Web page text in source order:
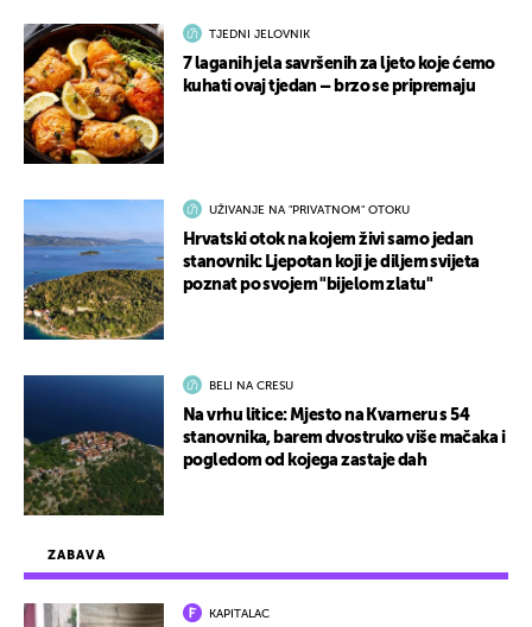
ZABAVA
KAPITALAC
TJEDNI JELOVNIK
7 laganih jela savršenih za ljeto koje ćemo
kuhati ovaj tjedan – brzo se pripremaju
UŽIVANJE NA "PRIVATNOM" OTOKU
Hrvatski otok na kojem živi samo jedan
stanovnik: Ljepotan koji je diljem svijeta
poznat po svojem "bijelom zlatu"
BELI NA CRESU
Na vrhu litice: Mjesto na Kvarneru s 54
stanovnika, barem dvostruko više mačaka i
pogledom od kojega zastaje dah